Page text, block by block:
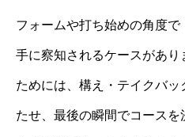
フォームや打ち始めの角度
手に察知されるケースがあ
ためには、構え・テイクバ
たせ、最後の瞬間でコースを